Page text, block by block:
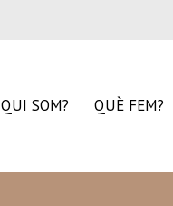
QUI SOM? QUÈ FEM?